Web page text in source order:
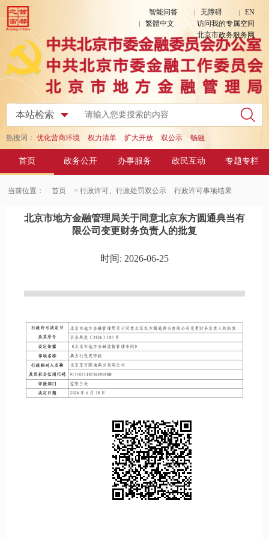
智能问答 无障碍
EN
繁體中文
访问我的专属空间
北京市政务服务网
热搜词： 优化营商环境 权力清单 扩大开放 双公示 畅融
首页 政务公开 办事服务 政民互动 专题专栏
当前位置： 首页 > 行政许可、行政处罚双公示 行政许可事项结果
北京市地方金融管理局关于同意北京东方圆通典当有
限公司变更财务负责人的批复
时间: 2026-06-25